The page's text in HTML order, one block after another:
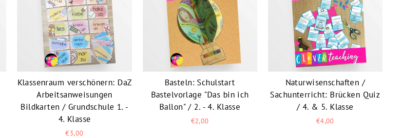
Klassenraum verschönern: DaZ
Arbeitsanweisungen
Bildkarten / Grundschule 1. -
4. Klasse
€3,00
Basteln: Schulstart
Bastelvorlage "Das bin ich
Ballon" / 2. - 4. Klasse
€2,00
Naturwisenschaften /
Sachunterricht: Brücken Quiz
/ 4. & 5. Klasse
€4,00